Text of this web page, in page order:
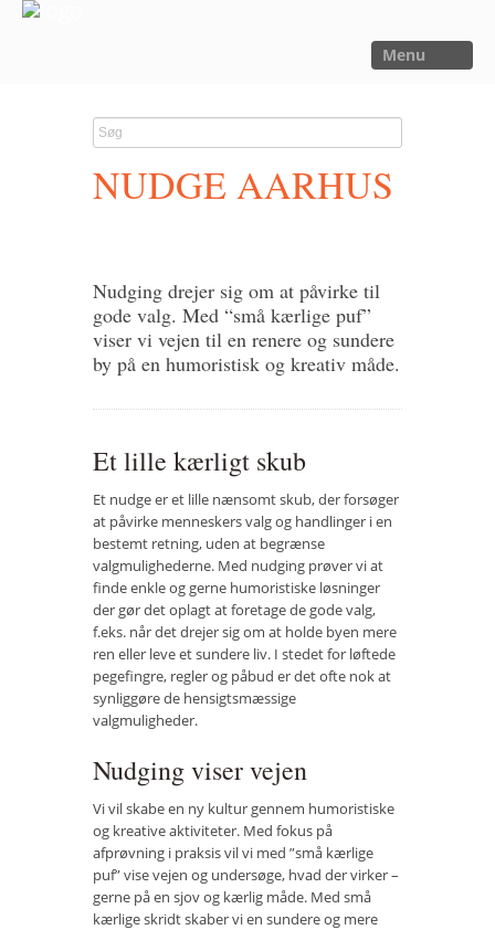
Menu
Bliv medlem
Politikker og vedtægter
NUDGE AARHUS
Nudging drejer sig om at påvirke til
gode valg. Med “små kærlige puf”
viser vi vejen til en renere og sundere
by på en humoristisk og kreativ måde.
Et lille kærligt skub
Et nudge er et lille nænsomt skub, der forsøger
at påvirke menneskers valg og handlinger i en
bestemt retning, uden at begrænse
valgmulighederne. Med nudging prøver vi at
finde enkle og gerne humoristiske løsninger
der gør det oplagt at foretage de gode valg,
f.eks. når det drejer sig om at holde byen mere
ren eller leve et sundere liv. I stedet for løftede
pegefingre, regler og påbud er det ofte nok at
synliggøre de hensigtsmæssige
valgmuligheder.
Nudging viser vejen
Vi vil skabe en ny kultur gennem humoristiske
og kreative aktiviteter. Med fokus på
afprøvning i praksis vil vi med ”små kærlige
puf” vise vejen og undersøge, hvad der virker –
gerne på en sjov og kærlig måde. Med små
kærlige skridt skaber vi en sundere og mere